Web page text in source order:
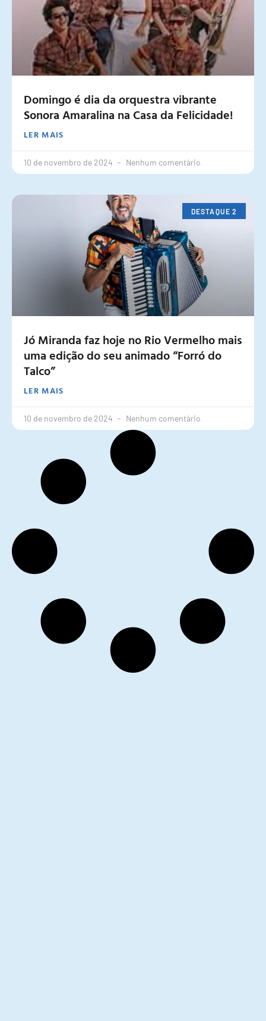
Domingo é dia da orquestra vibrante
Sonora Amaralina na Casa da Felicidade!
LER MAIS
10 de novembro de 2024 Nenhum comentário
DESTAQUE 2
Jó Miranda faz hoje no Rio Vermelho mais
uma edição do seu animado “Forró do
Talco”
LER MAIS
10 de novembro de 2024 Nenhum comentário